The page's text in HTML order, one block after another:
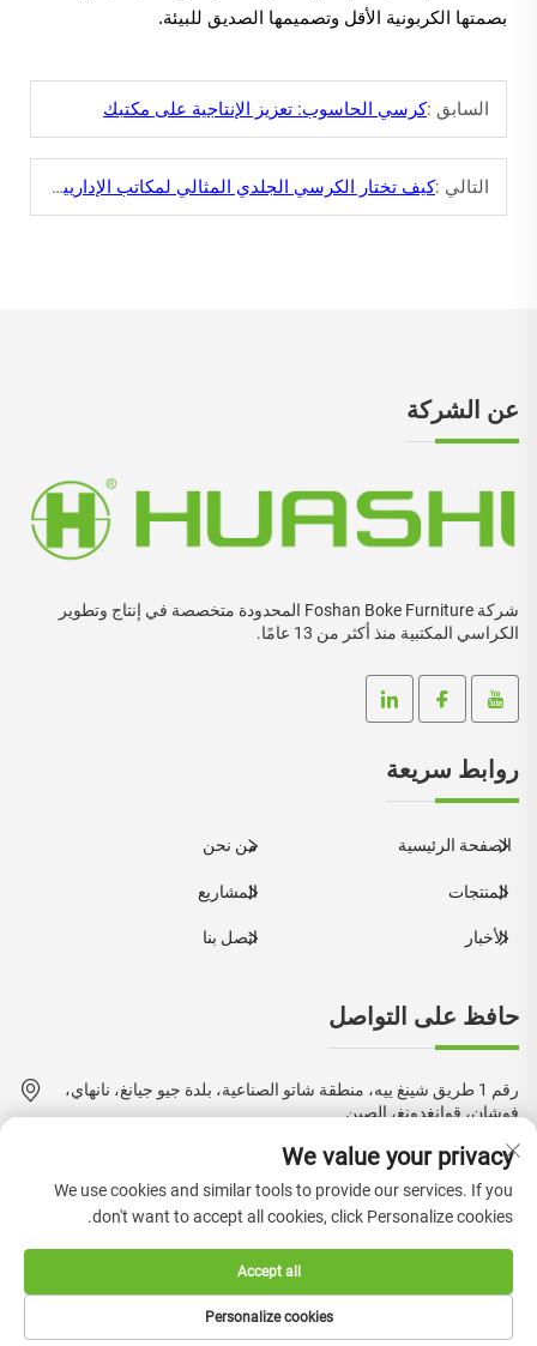
بصمتها الكربونية الأقل وتصميمها الصديق للبيئة.
السابق :كرسي الحاسوب: تعزيز الإنتاجية على مكتبك
التالي :كيف تختار الكرسي الجلدي المثالي لمكاتب الإداريين؟
عن الشركة
شركة Foshan Boke Furniture المحدودة متخصصة في إنتاج وتطوير
الكراسي المكتبية منذ أكثر من 13 عامًا.
روابط سريعة
الصفحة الرئيسية من نحن
المنتجات المشاريع
الأخبار اتصل بنا
حافظ على التواصل
رقم 1 طريق شينغ ييه، منطقة شاتو الصناعية، بلدة جيو جيانغ، نانهاي،
فوشان، قوانغدونغ، الصين
+86-18924550960
حقوق النشر © 2024 بواسطة شركة فوشان بوكيه للurniture المحدودة.
—سياسة الخصوصية
We value your privacy
We use cookies and similar tools to provide our services. If you
don't want to accept all cookies, click Personalize cookies.
Personalize cookies
Accept all